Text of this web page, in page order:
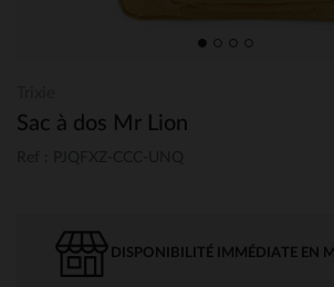
Sac à dos Mr Lion
DISPONIBILITÉ IMMÉDIATE EN